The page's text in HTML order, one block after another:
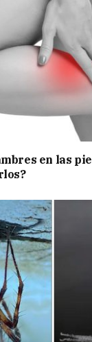
en las